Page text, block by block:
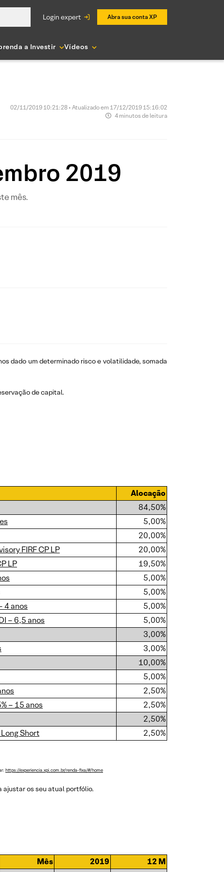
login expert Abra sua conta XP
a Investir Vídeos
02/11/2019 10:21:28 • Atualizado em 17/12/2019 15:16:02
4 minutos de leitura
2019
mês.
dado um determinado risco e volatilidade, somada
de capital.
Alocação
84,50%
5,00%
20,00%
FIRF CP LP
20,00%
LP
19,50%
5,00%
5,00%
4 anos
5,00%
– 6,5 anos
5,00%
3,00%
3,00%
10,00%
5,00%
2,50%
– 15 anos
2,50%
2,50%
Short
2,50%
https://experiencia.xpi.com.br/renda-fixa/#/home
ajustar os seu atual portfólio.
Mês 2019
12 M